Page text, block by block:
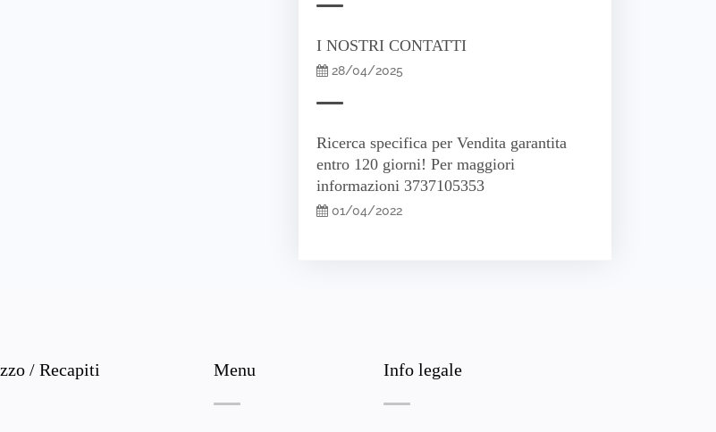
I NOSTRI CONTATTI
28/04/2025
Ricerca specifica per Vendita garantita
entro 120 giorni! Per maggiori
informazioni 3737105353
01/04/2022
/ Recapiti Menu Info legale